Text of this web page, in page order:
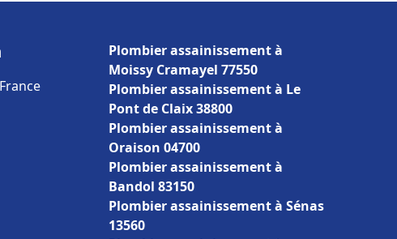
Plombier assainissement à
Moissy Cramayel 77550
Plombier assainissement à Le
Pont de Claix 38800
Plombier assainissement à
Oraison 04700
Plombier assainissement à
Bandol 83150
Plombier assainissement à Sénas
13560